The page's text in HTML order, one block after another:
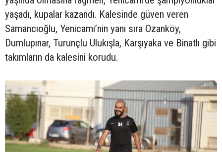
yaşadı, kupalar kazandı. Kalesinde güven veren
Samancıoğlu, Yenicami’nin yanı sıra Ozanköy,
Dumlupınar, Turunçlu Ulukışla, Karşıyaka ve Binatlı gibi
takımların da kalesini korudu.